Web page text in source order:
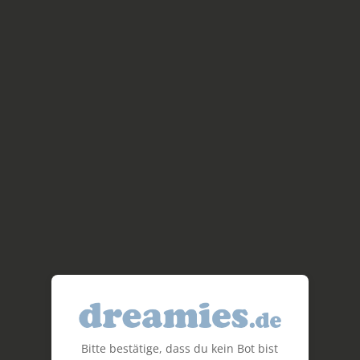
Bitte bestätige, dass du kein Bot bist